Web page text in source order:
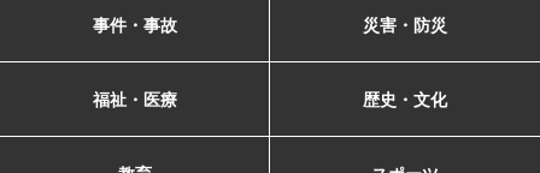
事件・事故 災害・防災
福祉・医療 歴史・文化